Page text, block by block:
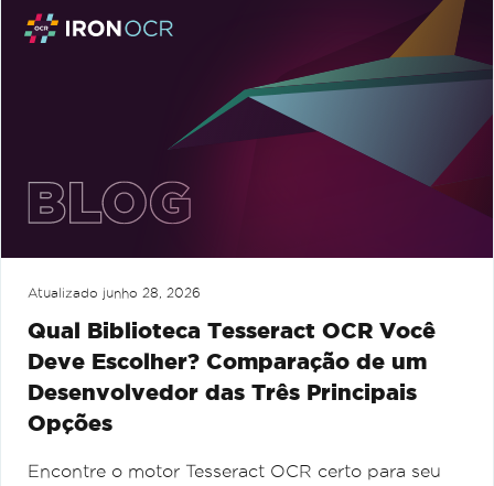
Atualizado junho 28, 2026
Qual Biblioteca Tesseract OCR Você
Deve Escolher? Comparação de um
Desenvolvedor das Três Principais
Opções
Encontre o motor Tesseract OCR certo para seu